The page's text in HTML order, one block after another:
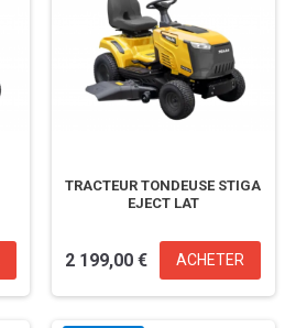
TRACTEUR TONDEUSE STIGA
EJECT LAT
2 199,00 € ACHETER